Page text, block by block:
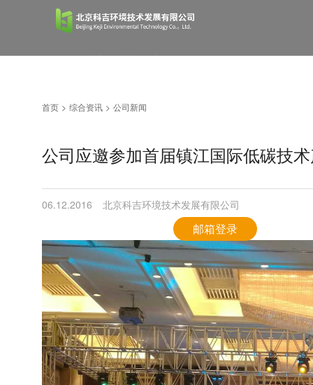
首页 关于科吉 产品服务
综合资讯 经典案例
邮箱登录
首页 > 综合资讯 > 公司新闻
公司应邀参加首届镇江国际低碳技
06.12.2016 北京科吉环境技术发展有限公司